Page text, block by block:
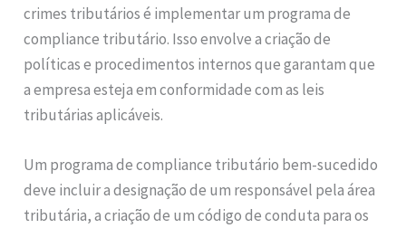
crimes tributários é implementar um programa de
compliance tributário. Isso envolve a criação de
políticas e procedimentos internos que garantam que
a empresa esteja em conformidade com as leis
tributárias aplicáveis.
Um programa de compliance tributário bem-sucedido
deve incluir a designação de um responsável pela área
tributária, a criação de um código de conduta para os